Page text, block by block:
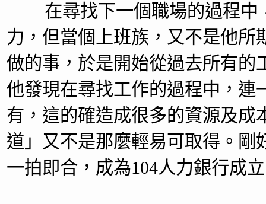
在尋找下一個職場的過程中
力，但當個上班族，又不是他
做的事，於是開始從過去所有的
他發現在尋找工作的過程中，連
有，這的確造成很多的資源及成
道」又不是那麼輕易可取得。剛
一拍即合，成為104人力銀行成